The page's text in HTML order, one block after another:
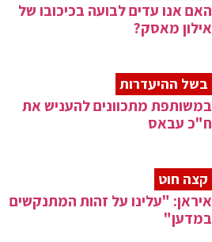
האם אנו עדים לבועה בכיכובו של
אילון מאסק?
בשל ההיעדרות
במשותפת מתכוונים להעניש את
ח"כ עבאס
קצה חוט
איראן: "עלינו על זהות המתנקשים
במדען"